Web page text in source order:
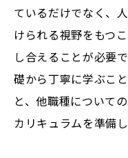
ているだけでなく、
けられる視野をもつ
し合えることが必要
礎から丁寧に学ぶこ
と、他職種について
カリキュラムを準備し